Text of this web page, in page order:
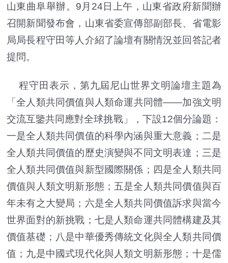
山東曲阜舉辦。9月24日上午，山東省政府新聞辦
召開新聞發布會，山東省委宣傳部副部長、省電影
局局長程守田等人介紹了論壇有關情況並回答記者
提問。
程守田表示，第九屆尼山世界文明論壇主題為
「全人類共同價值與人類命運共同體——加強文明
交流互鑒共同應對全球挑戰」，下設12個分論題：
一是全人類共同價值的科學內涵與重大意義；二是
全人類共同價值的歷史演變與不同文明表達；三是
全人類共同價值與新型國際關係；四是全人類共同
價值與人類文明新形態；五是全人類共同價值與百
年未有之大變局；六是全人類共同價值訴求與當今
世界面對的新挑戰；七是人類命運共同體構建及其
價值基礎；八是中華優秀傳統文化與全人類共同價
值；九是中國式現代化與人類文明新形態；十是儒